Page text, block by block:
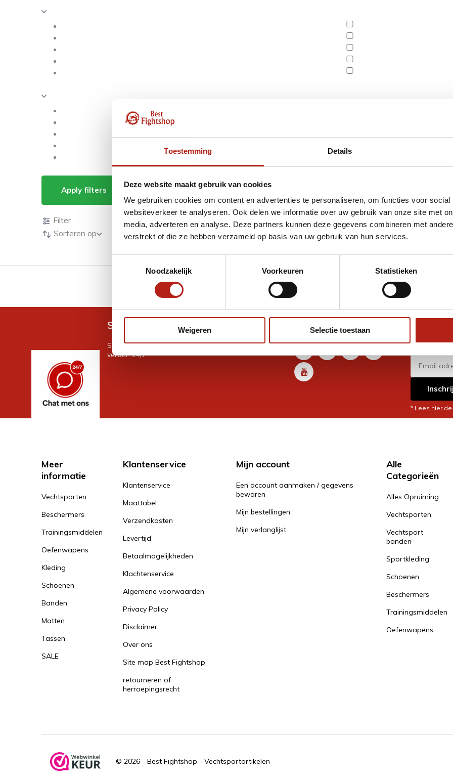
Toestemming Details
Deze website maakt gebruik van cookies
We gebruiken cookies om content en advertenties te personaliseren, om functies voor
websiteverkeer te analyseren. Ook delen we informatie over uw gebruik van onze site met
media, adverteren en analyse. Deze partners kunnen deze gegevens combineren met
verstrekt of die ze hebben verzameld op basis van uw gebruik van hun services.
Noodzakelijk
Voorkeuren Statistieken
Weigeren Selectie toestaan
Apply filters Producten getagd met Affliction Goldberg T-Shirt
Producten
Filter
Sorteren op
GRATIS verzending v.a €75 Eenvoudig ruilen of retour
Snel antwoord op je vraag?
Stel je vraag in de chat, en we helpen je graag
verder. 24/7
Volg ons
* Lees hier
Meer
informatie
Vechtsporten
Beschermers
Trainingsmiddelen
Oefenwapens
Kleding
Schoenen
Banden
Matten
Tassen
SALE
Klantenservice
Klantenservice
Maattabel
Verzendkosten
Levertijd
Betaalmogelijkheden
Klachtenservice
Algemene voorwaarden
Privacy Policy
Disclaimer
Over ons
Site map Best Fightshop
retourneren of
herroepingsrecht
Mijn account
Een account aanmaken / gegevens
bewaren
Mijn bestellingen
Mijn verlanglijst
Alle
Categorieën
Alles Opruiming
Vechtsporten
Vechtsport
banden
Sportkleding
Schoenen
Beschermers
Trainingsmiddelen
Oefenwapens
© 2026 - Best Fightshop - Vechtsportartikelen